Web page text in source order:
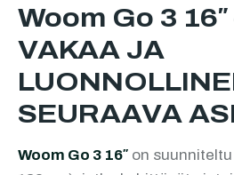
Woom Go 3
VAKAA JA
SEURAAVA
Woom Go 3 16″ on suunniteltu